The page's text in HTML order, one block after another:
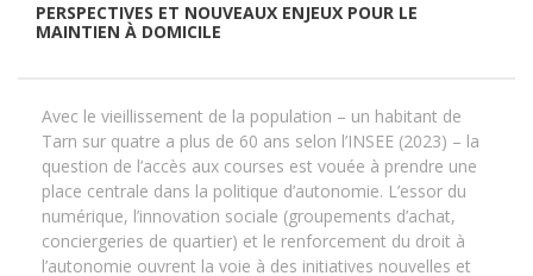
PERSPECTIVES ET NOUVEAUX ENJEUX POUR LE
MAINTIEN À DOMICILE
Avec le vieillissement de la population – un habitant de
Tarn sur quatre a plus de 60 ans selon l’INSEE (2023) – la
question de l’accès aux courses est vouée à prendre une
place centrale dans la politique d’autonomie. L’essor du
numérique, l’innovation sociale (groupements d’achat,
conciergeries de quartier) et le renforcement du droit à
l’autonomie ouvrent la voie à des initiatives nouvelles et